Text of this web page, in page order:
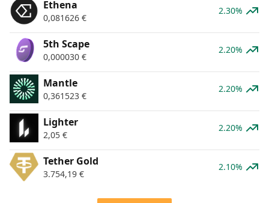
Ethena
0,081626 €
2.30%
5th Scape
0,000030 €
2.20%
Mantle
0,361523 €
2.20%
Lighter
2,05 €
2.20%
Tether Gold
3.754,19 €
2.10%